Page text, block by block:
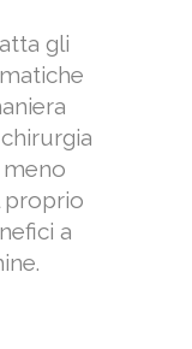
gli
proprio
a